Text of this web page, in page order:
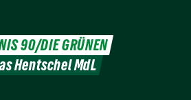
90/DIE GRÜNEN
Hentschel MdL